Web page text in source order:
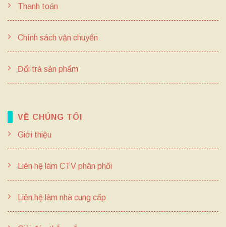
Thanh toán
Chính sách vận chuyển
Đổi trả sản phẩm
VỀ CHÚNG TÔI
Giới thiệu
Liên hệ làm CTV phân phối
Liên hệ làm nhà cung cấp